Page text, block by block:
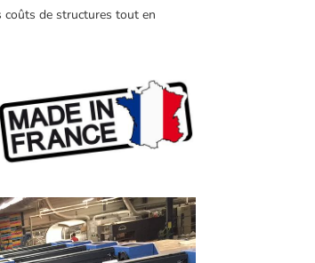
coûts de structures tout en